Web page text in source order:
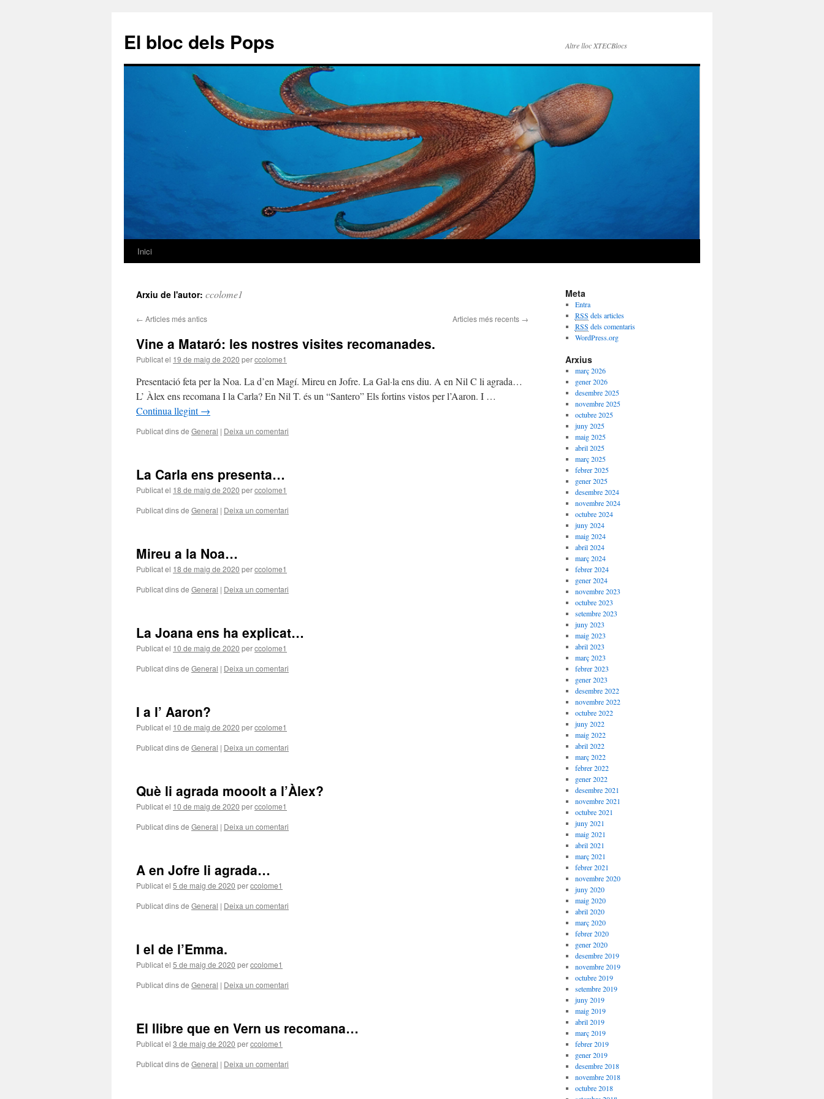
El bloc dels Pops Altre lloc XTECBlocs
Vés
contingut
Inici
Arxiu de l'autor: ccolome1
← Articles més antics Articles més recents →
Vine a Mataró: les nostres visites recomanades.
Publicat el 19 de maig de 2020 perccolome1
Presentació feta per la Noa. La d’en Magí. Mireu en Jofre. La Gal·la ens diu. A en Nil C li agrada…
L’ Àlex ens recomana I la Carla? En Nil T. és un “Santero” Els fortins vistos per l’Aaron. I …
Continua llegint→
Publicat dins de General | Deixa un comentari
La Carla ens presenta…
Publicat el 18 de maig de 2020 perccolome1
Publicat dins de General | Deixa un comentari
Mireu a la Noa…
Publicat el 18 de maig de 2020 perccolome1
Publicat dins de General | Deixa un comentari
La Joana ens ha explicat…
Publicat el 10 de maig de 2020 perccolome1
Publicat dins de General | Deixa un comentari
I a l’ Aaron?
Publicat el 10 de maig de 2020 perccolome1
Publicat dins de General | Deixa un comentari
Què li agrada mooolt a l’Àlex?
Publicat el 10 de maig de 2020 perccolome1
Publicat dins de General | Deixa un comentari
A en Jofre li agrada…
Publicat el 5 de maig de 2020 perccolome1
Publicat dins de General | Deixa un comentari
I el de l’Emma.
Publicat el 5 de maig de 2020 perccolome1
Publicat dins de General | Deixa un comentari
El llibre que en Vern us recomana…
Publicat el 3 de maig de 2020 perccolome1
Publicat dins de General | Deixa un comentari
Meta
Entra
RSS dels articles
RSS dels comentaris
WordPress.org
Arxius
març 2026
gener 2026
desembre 2025
novembre 2025
octubre 2025
juny 2025
maig 2025
abril 2025
març 2025
febrer 2025
gener 2025
desembre 2024
novembre 2024
octubre 2024
juny 2024
maig 2024
abril 2024
març 2024
febrer 2024
gener 2024
novembre 2023
octubre 2023
setembre 2023
juny 2023
maig 2023
abril 2023
març 2023
febrer 2023
gener 2023
desembre 2022
novembre 2022
octubre 2022
juny 2022
maig 2022
abril 2022
març 2022
febrer 2022
gener 2022
desembre 2021
novembre 2021
octubre 2021
juny 2021
maig 2021
abril 2021
març 2021
febrer 2021
novembre 2020
juny 2020
maig 2020
abril 2020
març 2020
febrer 2020
gener 2020
desembre 2019
novembre 2019
octubre 2019
setembre 2019
juny 2019
maig 2019
abril 2019
març 2019
febrer 2019
gener 2019
desembre 2018
novembre 2018
octubre 2018